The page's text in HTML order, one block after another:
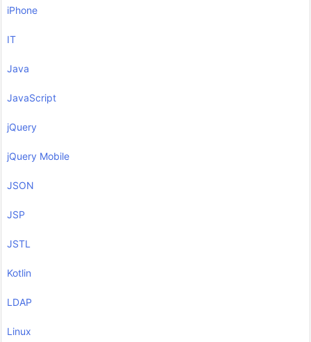
iPhone
IT
Java
JavaScript
jQuery
jQuery Mobile
JSON
JSP
JSTL
Kotlin
LDAP
Linux